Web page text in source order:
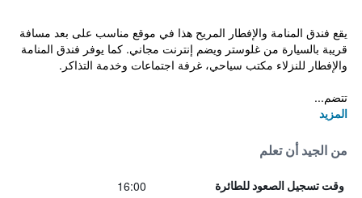
يقع فندق المنامة والإفطار المريح هذا في موقع مناسب على بعد مسافة
قريبة بالسيارة من غلوستر ويضم إنترنت مجاني. كما يوفر فندق المنامة
والإفطار للنزلاء مكتب سياحي، غرفة اجتماعات وخدمة التذاكر.
تتضم...
المزيد
من الجيد أن تعلم
وقت تسجيل الصعود للطائرة 16:00